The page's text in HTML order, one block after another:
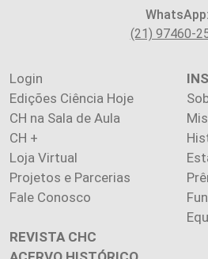
WhatsApp:
(21) 97460-
Login
Edições Ciência Hoje
CH na Sala de Aula
CH +
Loja Virtual
Projetos e Parcerias
Fale Conosco
REVISTA CHC